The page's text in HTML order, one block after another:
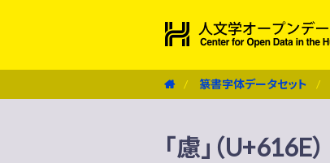
篆書字体データセット
「慮」（